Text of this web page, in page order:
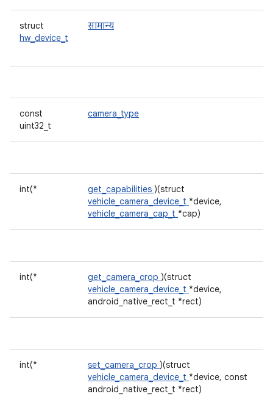
struct
hw_device_t
सामान्य
const
uint32_t
camera_type
int(* get_capabilities )(struct
vehicle_camera_device_t *device,
vehicle_camera_cap_t *cap)
int(* get_camera_crop )(struct
vehicle_camera_device_t *device,
android_native_rect_t *rect)
int(* set_camera_crop )(struct
vehicle_camera_device_t *device, const
android_native_rect_t *rect)